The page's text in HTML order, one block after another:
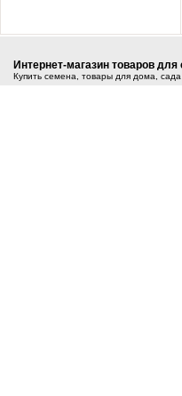
Интернет-магазин товаров
Купить семена, товары для дома,